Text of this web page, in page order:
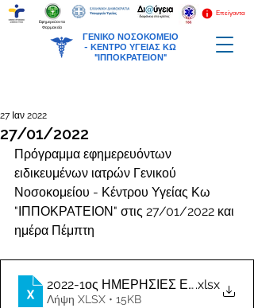
ΓΕΝΙΚΟ ΝΟΣΟΚΟΜΕΙΟ
- ΚΕΝΤΡΟ ΥΓΕΙΑΣ ΚΩ
"ΙΠΠΟΚΡΑΤΕΙΟΝ"
Επείγοντα
Εφημερεύοντα
Φαρμακεία
27/01/2022
27 Ιαν 2022
Πρόγραμμα εφημερευόντων
ειδικευμένων ιατρών Γενικού
Νοσοκομείου - Κέντρου Υγείας Κω
"ΙΠΠΟΚΡΑΤΕΙΟΝ" στις 27/01/2022 και
ημέρα Πέμπτη
2022-1ος ΗΜΕΡΗΣΙΕΣ ΕΦΗΜΕΡΙΕΣ
.xlsx
Λήψη XLSX • 15KB